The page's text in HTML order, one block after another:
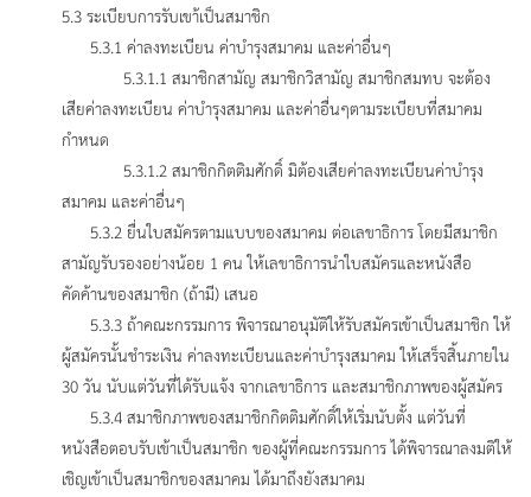
5.3 ระเบียบการรับเขา้เป็นสมาชิก
5.3.1 ค่าลงทะเบียน ค่าบำรุงสมาคม และค่าอื่นๆ
5.3.1.1 สมาชิกสามัญ สมาชิกวิสามัญ สมาชิกสมทบ จะต้อง
เสียค่าลงทะเบียน ค่าบำรุงสมาคม และค่าอื่นๆตามระเบียบที่สมาคม
กำหนด
5.3.1.2 สมาชิกกิตติมศักดิ์ มิต้องเสียค่าลงทะเบียนค่าบำรุง
สมาคม และค่าอื่นๆ
5.3.2 ยื่นใบสมัครตามแบบของสมาคม ต่อเลขาธิการ โดยมีสมาชิก
สามัญรับรองอย่างน้อย 1 คน ให้เลขาธิการนำใบสมัครและหนังสือ
คัดค้านของสมาชิก (ถ้ามี) เสนอ
5.3.3 ถ้าคณะกรรมการ พิจารณาอนุมัติให้รับสมัครเข้าเป็นสมาชิก ให้
ผู้สมัครนั้นชำระเงิน ค่าลงทะเบียนและค่าบำรุงสมาคม ให้เสร็จสิ้นภายใน
30 วัน นับแต่วันที่ได้รับแจ้ง จากเลขาธิการ และสมาชิกภาพของผู้สมัคร
5.3.4 สมาชิกภาพของสมาชิกกิตติมศักดิ์ให้เริ่มนับตั้ง แต่วันที่
หนังสือตอบรับเข้าเป็นสมาชิก ของผู้ที่คณะกรรมการ ได้พิจารณาลงมติให้
เชิญเข้าเป็นสมาชิกของสมาคม ได้มาถึงยังสมาคม